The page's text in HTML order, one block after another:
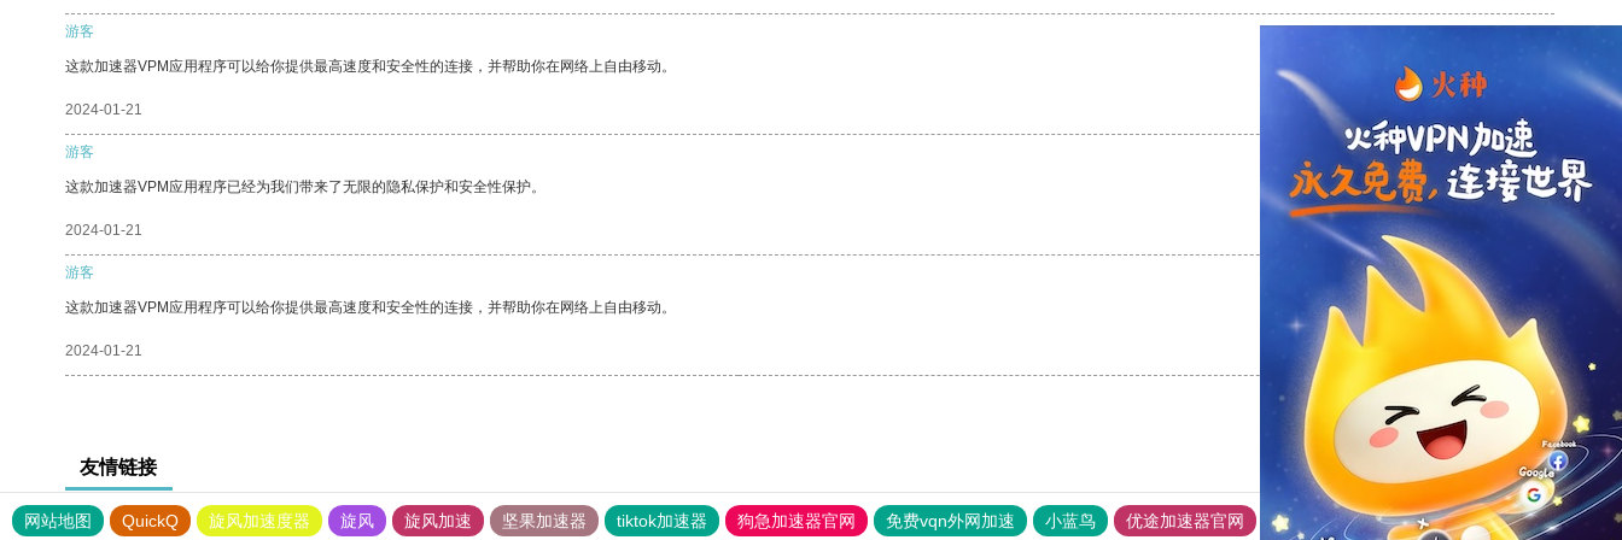
游客
这款加速器VPM应用程序可以给你提供最高速度和安全性的连接，并帮助你在网络上自由移动。
2024-01-21
游客
这款加速器VPM应用程序已经为我们带来了无限的隐私保护和安全性保护。
2024-01-21 反对
游客
这款加速器VPM应用程序可以给你提供最高速度和安全性的连接，并帮助你在网络上自由移动。
2024-01-21 反对[0]
友情链接
网站地图 QuickQ 旋风加速度器 旋风 旋风加速 坚果加速器 tiktok加速器 狗急加速器官网 免费vqn外网加速 小蓝鸟 优途加速器官网 风驰加速器 旋风加速器 八戒看书